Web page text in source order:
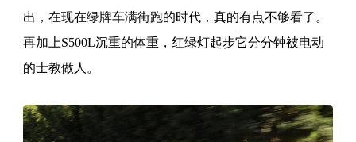
出，在现在绿牌车满街跑的时代，真的有点不够看了。
再加上S500L沉重的体重，红绿灯起步它分分钟被电动
的士教做人。